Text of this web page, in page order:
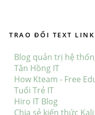
TRAO ĐỔI TEXT LINK
Blog quản trị hệ
Tân Hồng IT
How Kteam - Free
Tuổi Trẻ IT
Hiro IT Blog
Chia sẻ kiến thức